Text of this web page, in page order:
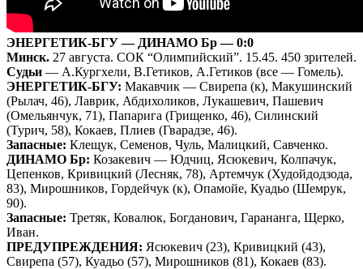
ЭНЕРГЕТИК-БГУ — ДИНАМО Бр — 0:0
Минск. 27 августа. СОК “Олимпийский”. 15.45. 450 зрителей.
Судьи — А.Кургхели, В.Гетиков, А.Гетиков (все — Гомель).
ЭНЕРГЕТИК-БГУ: Макавчик — Свирепа (к), Макушинский
(Рылач, 46), Лаврик, Абдихоликов, Лукашевич, Пашевич
(Омельянчук, 71), Папарига (Грищенко, 46), Силинский
(Турич, 58), Кокаев, Плиев (Гварадзе, 46).
Запасные: Клещук, Семенов, Чуль, Малицкий, Савченко.
ДИНАМО Бр: Козакевич — Юдчиц, Ясюкевич, Колпачук,
Цепенков, Кривицкий (Лесняк, 78), Артемчук (Худойдодзода,
83), Мирошников, Гордейчук (к), Опамойе, Куадьо (Шемрук,
90).
Запасные: Третяк, Ковалюк, Богданович, Гарананга, Щерко,
Иван.
ПРЕДУПРЕЖДЕНИЯ: Ясюкевич (23), Кривицкий (43),
Свирепа (57), Куадьо (57), Мирошников (81), Кокаев (83).